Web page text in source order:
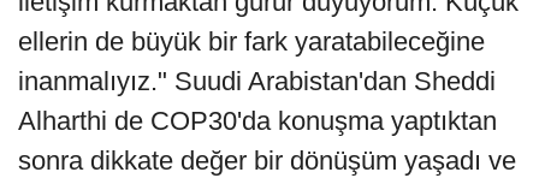
ellerin de büyük bir fark yaratabileceğine
inanmalıyız." Suudi Arabistan'dan Sheddi
Alharthi de COP30'da konuşma yaptıktan
sonra dikkate değer bir dönüşüm yaşadı ve